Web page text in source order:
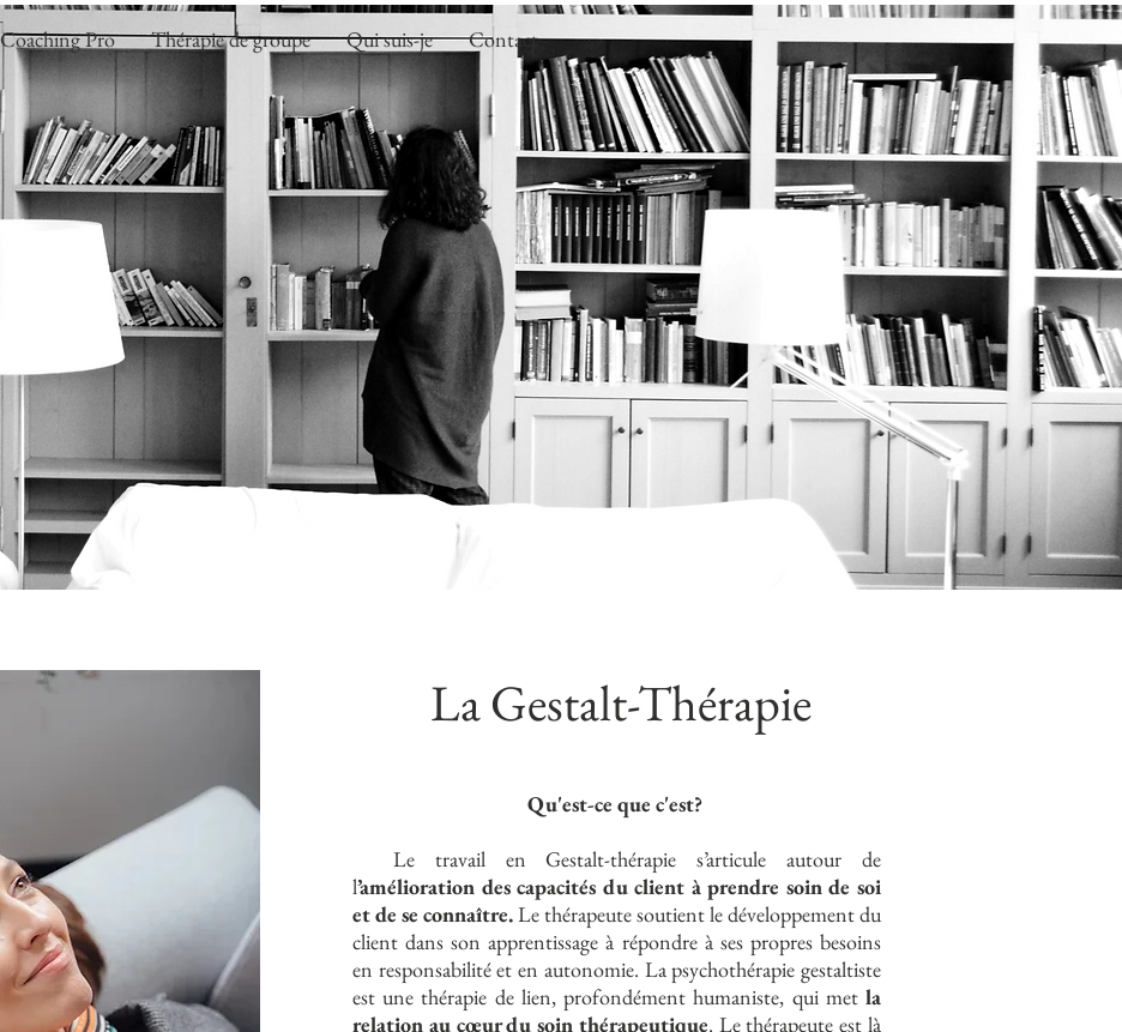
Coaching Pro Thérapie de groupe Qui suis-je Contact
La Gestalt-Thérapie
Qu'est-ce que c'est?
Le travail en Gestalt-thérapie s’articule autour de
l’amélioration des capacités du client à prendre soin de soi
et de se connaître.Le thérapeute soutient le développement du
client dans son apprentissage à répondre à ses propres besoins
en responsabilité et en autonomie. La psychothérapie gestaltiste
est une thérapie de lien, profondément humaniste, qui met la
relation au cœur du soin thérapeutique. Le thérapeute est là